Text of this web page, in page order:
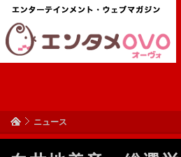
ニュース